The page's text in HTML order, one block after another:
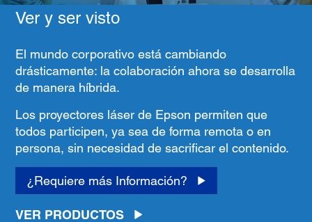
Ver y ser visto
El mundo corporativo está cambiando
drásticamente: la colaboración ahora se desarrolla
de manera híbrida.
Los proyectores láser de Epson permiten que
todos participen, ya sea de forma remota o en
persona, sin necesidad de sacrificar el contenido.
¿Requiere más Información?
VER PRODUCTOS